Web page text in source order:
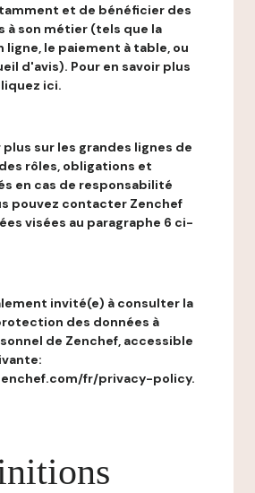
et de bénéficier des
à son métier (tels que la
ligne, le paiement à table, ou
d'avis). Pour en savoir plus
ici.
plus sur les grandes lignes de
rôles, obligations et
en cas de responsabilité
pouvez contacter Zenchef
visées au paragraphe 6 ci-
invité(e) à consulter la
des données à
de Zenchef, accessible
fr/privacy-policy.